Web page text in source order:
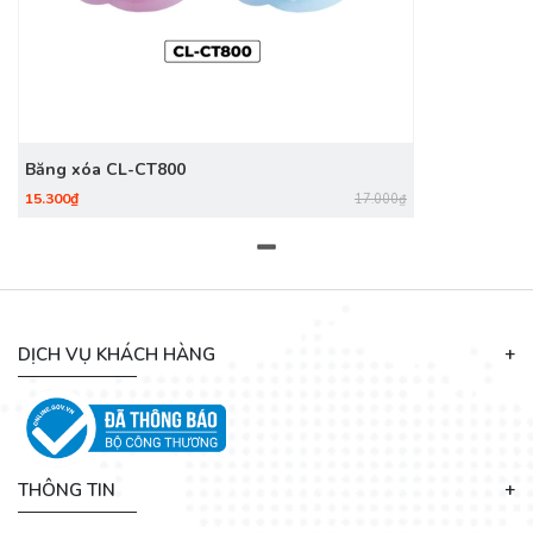
Băng xóa CL-CT800
15.300₫ 17.000₫
DỊCH VỤ KHÁCH HÀNG
THÔNG TIN